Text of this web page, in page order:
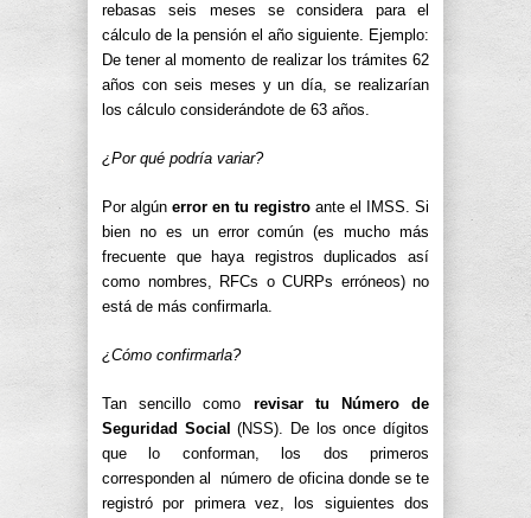
rebasas seis meses se considera para el
cálculo de la pensión el año siguiente. Ejemplo:
De tener al momento de realizar los trámites 62
años con seis meses y un día, se realizarían
los cálculo considerándote de 63 años.
¿Por qué podría variar?
Por algún error en tu registro ante el IMSS. Si
bien no es un error común (es mucho más
frecuente que haya registros duplicados así
como nombres, RFCs o CURPs erróneos) no
está de más confirmarla.
¿Cómo confirmarla?
Tan sencillo como revisar tu Número de
Seguridad Social (NSS). De los once dígitos
que lo conforman, los dos primeros
corresponden al número de oficina donde se te
registró por primera vez, los siguientes dos